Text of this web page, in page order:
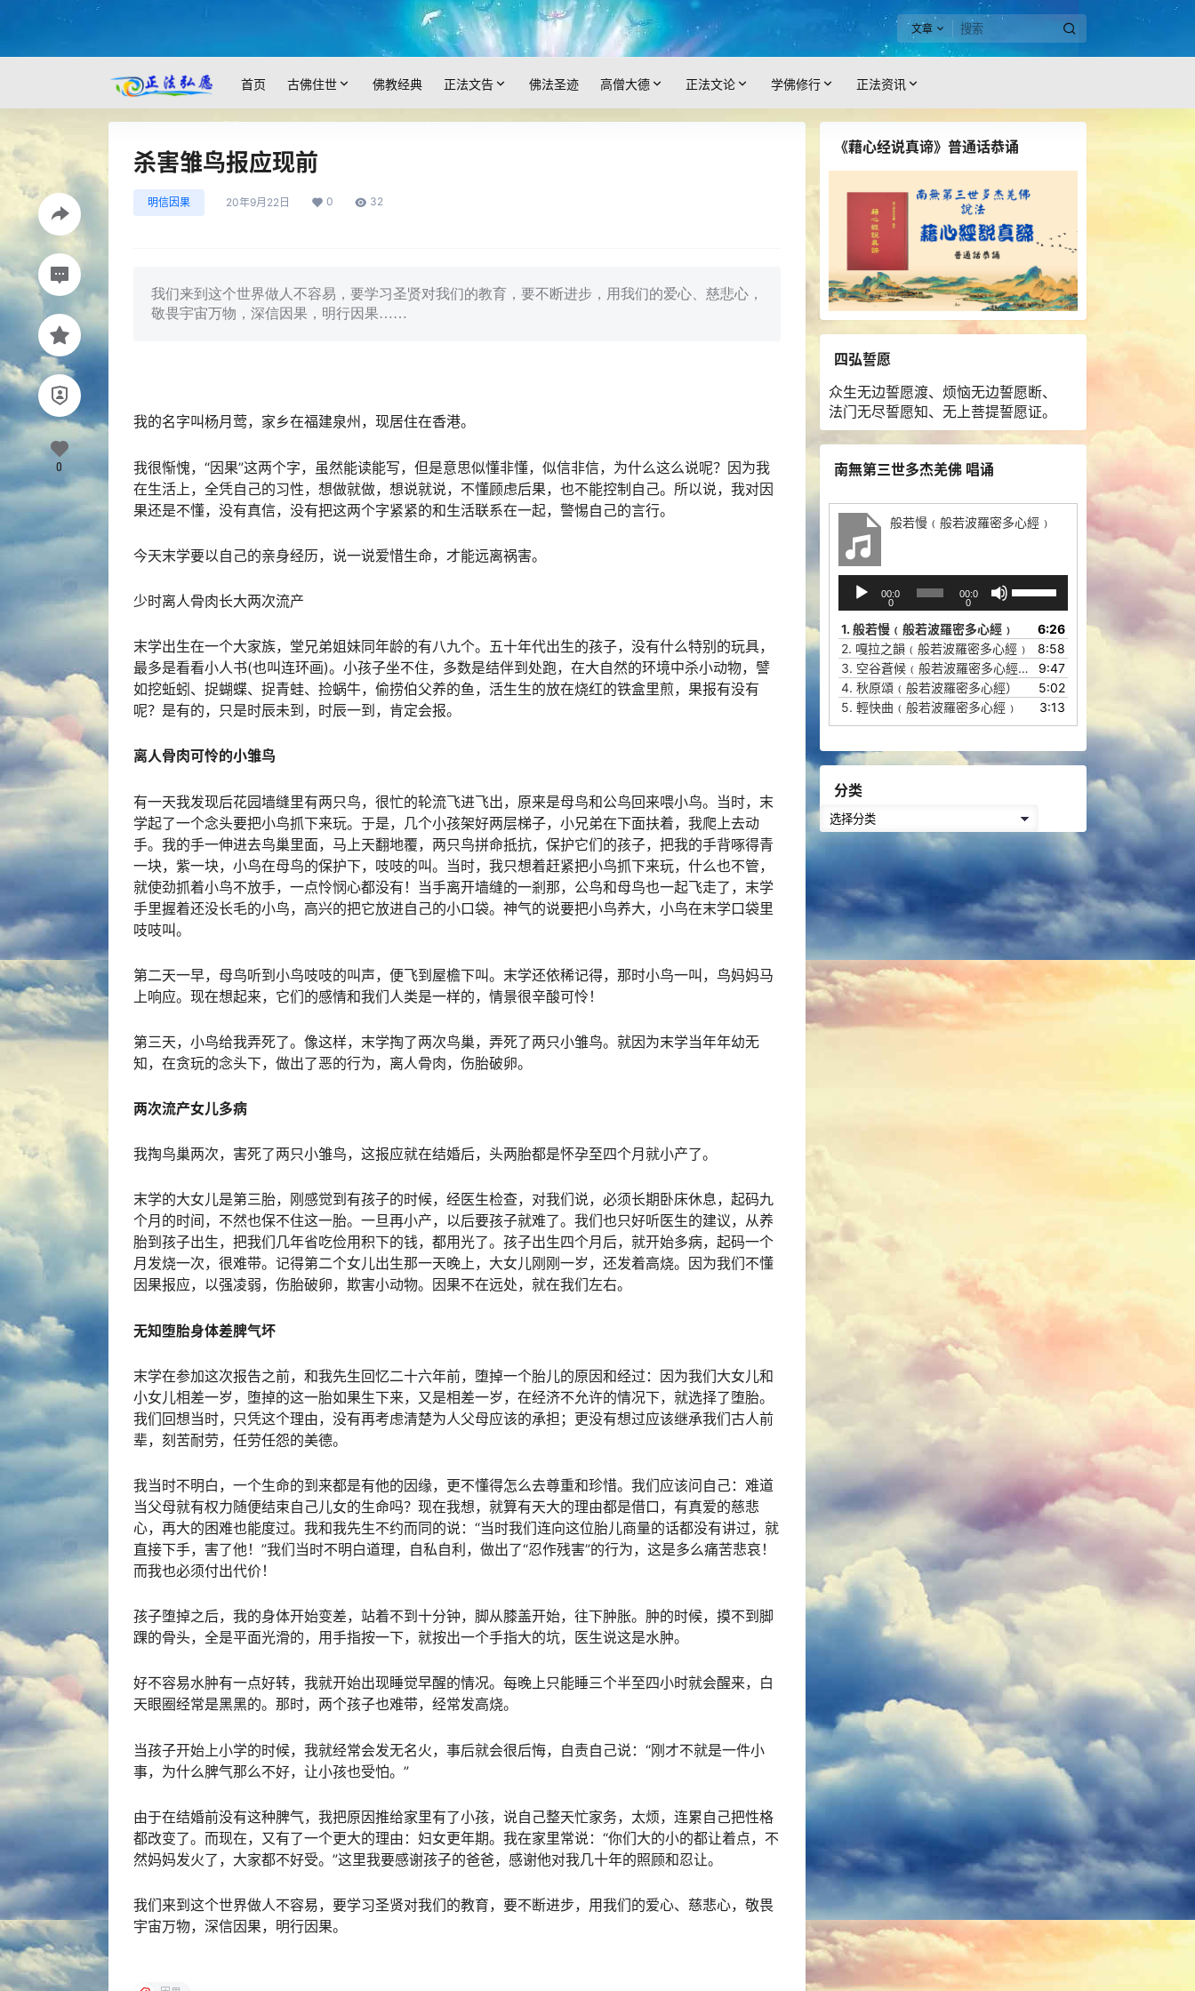
文章
首页 古佛住世 佛教经典 正法文告 佛法圣迹 高僧大德 正法文论 学佛修行 正法资讯
杀害雏鸟报应现前
明信因果 20年9月22日 0 32
我们来到这个世界做人不容易，要学习圣贤对我们的教育，要不断进步，用我们的爱心、慈悲心，
敬畏宇宙万物，深信因果，明行因果……
我的名字叫杨月莺，家乡在福建泉州，现居住在香港。
我很惭愧，“因果”这两个字，虽然能读能写，但是意思似懂非懂，似信非信，为什么这么说呢？因为我
在生活上，全凭自己的习性，想做就做，想说就说，不懂顾虑后果，也不能控制自己。所以说，我对因
果还是不懂，没有真信，没有把这两个字紧紧的和生活联系在一起，警惕自己的言行。
今天末学要以自己的亲身经历，说一说爱惜生命，才能远离祸害。
少时离人骨肉长大两次流产
末学出生在一个大家族，堂兄弟姐妹同年龄的有八九个。五十年代出生的孩子，没有什么特别的玩具，
最多是看看小人书(也叫连环画)。小孩子坐不住，多数是结伴到处跑，在大自然的环境中杀小动物，譬
如挖蚯蚓、捉蝴蝶、捉青蛙、捡蜗牛，偷捞伯父养的鱼，活生生的放在烧红的铁盒里煎，果报有没有
呢？是有的，只是时辰未到，时辰一到，肯定会报。
离人骨肉可怜的小雏鸟
有一天我发现后花园墙缝里有两只鸟，很忙的轮流飞进飞出，原来是母鸟和公鸟回来喂小鸟。当时，末
学起了一个念头要把小鸟抓下来玩。于是，几个小孩架好两层梯子，小兄弟在下面扶着，我爬上去动
手。我的手一伸进去鸟巢里面，马上天翻地覆，两只鸟拼命抵抗，保护它们的孩子，把我的手背啄得青
一块，紫一块，小鸟在母鸟的保护下，吱吱的叫。当时，我只想着赶紧把小鸟抓下来玩，什么也不管，
就使劲抓着小鸟不放手，一点怜悯心都没有！当手离开墙缝的一剎那，公鸟和母鸟也一起飞走了，末学
手里握着还没长毛的小鸟，高兴的把它放进自己的小口袋。神气的说要把小鸟养大，小鸟在末学口袋里
吱吱叫。
第二天一早，母鸟听到小鸟吱吱的叫声，便飞到屋檐下叫。末学还依稀记得，那时小鸟一叫，鸟妈妈马
上响应。现在想起来，它们的感情和我们人类是一样的，情景很辛酸可怜！
第三天，小鸟给我弄死了。像这样，末学掏了两次鸟巢，弄死了两只小雏鸟。就因为末学当年年幼无
知，在贪玩的念头下，做出了恶的行为，离人骨肉，伤胎破卵。
两次流产女儿多病
我掏鸟巢两次，害死了两只小雏鸟，这报应就在结婚后，头两胎都是怀孕至四个月就小产了。
末学的大女儿是第三胎，刚感觉到有孩子的时候，经医生检查，对我们说，必须长期卧床休息，起码九
个月的时间，不然也保不住这一胎。一旦再小产，以后要孩子就难了。我们也只好听医生的建议，从养
胎到孩子出生，把我们几年省吃俭用积下的钱，都用光了。孩子出生四个月后，就开始多病，起码一个
月发烧一次，很难带。记得第二个女儿出生那一天晚上，大女儿刚刚一岁，还发着高烧。因为我们不懂
因果报应，以强凌弱，伤胎破卵，欺害小动物。因果不在远处，就在我们左右。
无知堕胎身体差脾气坏
末学在参加这次报告之前，和我先生回忆二十六年前，堕掉一个胎儿的原因和经过：因为我们大女儿和
小女儿相差一岁，堕掉的这一胎如果生下来，又是相差一岁，在经济不允许的情况下，就选择了堕胎。
我们回想当时，只凭这个理由，没有再考虑清楚为人父母应该的承担；更没有想过应该继承我们古人前
辈，刻苦耐劳，任劳任怨的美德。
我当时不明白，一个生命的到来都是有他的因缘，更不懂得怎么去尊重和珍惜。我们应该问自己：难道
当父母就有权力随便结束自己儿女的生命吗？现在我想，就算有天大的理由都是借口，有真爱的慈悲
心，再大的困难也能度过。我和我先生不约而同的说：“当时我们连向这位胎儿商量的话都没有讲过，就
直接下手，害了他！”我们当时不明白道理，自私自利，做出了“忍作残害”的行为，这是多么痛苦悲哀！
而我也必须付出代价！
孩子堕掉之后，我的身体开始变差，站着不到十分钟，脚从膝盖开始，往下肿胀。肿的时候，摸不到脚
踝的骨头，全是平面光滑的，用手指按一下，就按出一个手指大的坑，医生说这是水肿。
好不容易水肿有一点好转，我就开始出现睡觉早醒的情况。每晚上只能睡三个半至四小时就会醒来，白
天眼圈经常是黑黑的。那时，两个孩子也难带，经常发高烧。
当孩子开始上小学的时候，我就经常会发无名火，事后就会很后悔，自责自己说：“刚才不就是一件小
事，为什么脾气那么不好，让小孩也受怕。”
由于在结婚前没有这种脾气，我把原因推给家里有了小孩，说自己整天忙家务，太烦，连累自己把性格
都改变了。而现在，又有了一个更大的理由：妇女更年期。我在家里常说：“你们大的小的都让着点，不
然妈妈发火了，大家都不好受。”这里我要感谢孩子的爸爸，感谢他对我几十年的照顾和忍让。
我们来到这个世界做人不容易，要学习圣贤对我们的教育，要不断进步，用我们的爱心、慈悲心，敬畏
宇宙万物，深信因果，明行因果。
0
《藉心经说真谛》普通话恭诵
四弘誓愿
众生无边誓愿渡、烦恼无边誓愿断、
法门无尽誓愿知、无上菩提誓愿证。
南無第三世多杰羌佛 唱诵
般若慢﹙般若波羅密多心經﹚
播
放
器
00:0
0
00:0
0
/
下
箭
头
键
增
高
1. 般若慢﹙般若波羅密多心經﹚
6:26
2. 嘎拉之韻﹙般若波羅密多心經﹚
8:58
3. 空谷蒼候﹙般若波羅密多心經﹚
9:47
4. 秋原頌﹙般若波羅密多心經）
5:02
5. 輕快曲﹙般若波羅密多心經﹚ 3:13
分类
分
类